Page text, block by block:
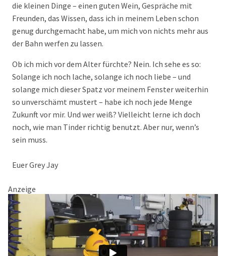
die kleinen Dinge – einen guten Wein, Gespräche mit
Freunden, das Wissen, dass ich in meinem Leben schon
genug durchgemacht habe, um mich von nichts mehr aus
der Bahn werfen zu lassen.
Ob ich mich vor dem Alter fürchte? Nein. Ich sehe es so:
Solange ich noch lache, solange ich noch liebe – und
solange mich dieser Spatz vor meinem Fenster weiterhin
so unverschämt mustert – habe ich noch jede Menge
Zukunft vor mir. Und wer weiß? Vielleicht lerne ich doch
noch, wie man Tinder richtig benutzt. Aber nur, wenn’s
sein muss.
Euer Grey Jay
Anzeige